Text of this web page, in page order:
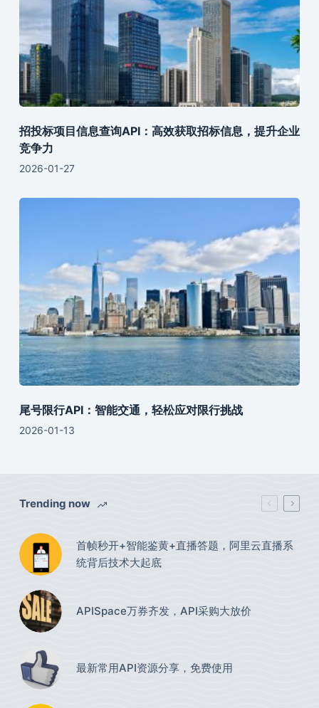
招投标项目信息查询API：高效获取招标信息，提升企业
竞争力
2026-01-27
尾号限行API：智能交通，轻松应对限行挑战
2026-01-13
Trending now
首帧秒开+智能鉴黄+直播答题，阿里云直播系
统背后技术大起底
APISpace万券齐发，API采购大放价
最新常用API资源分享，免费使用​